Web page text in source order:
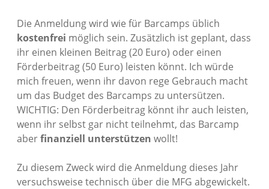
Die Anmeldung wird wie für Barcamps üblich
kostenfrei möglich sein. Zusätzlich ist geplant, dass
ihr einen kleinen Beitrag (20 Euro) oder einen
Förderbeitrag (50 Euro) leisten könnt. Ich würde
mich freuen, wenn ihr davon rege Gebrauch macht
um das Budget des Barcamps zu untersützen.
WICHTIG: Den Förderbeitrag könnt ihr auch leisten,
wenn ihr selbst gar nicht teilnehmt, das Barcamp
aberfinanziell unterstützen wollt!
Zu diesem Zweck wird die Anmeldung dieses Jahr
versuchsweise technisch über die MFG abgewickelt.